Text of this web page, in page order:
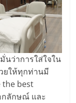
นว่าการใส่ใจใน
ยให้ทุกท่านมี
best
กลักษณ์ และ